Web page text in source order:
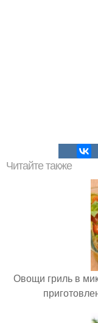
Читайте также
Овощи гриль в